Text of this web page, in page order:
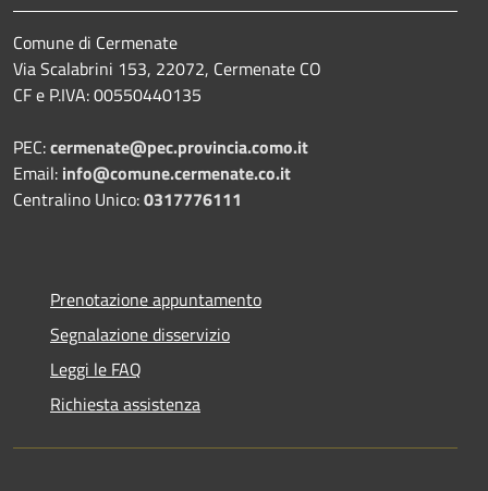
Comune di Cermenate
Via Scalabrini 153, 22072, Cermenate CO
CF e P.IVA: 00550440135
PEC:cermenate@pec.provincia.como.it
Email: info@comune.cermenate.co.it
Centralino Unico:0317776111
Prenotazione appuntamento
Segnalazione disservizio
Leggi le FAQ
Richiesta assistenza